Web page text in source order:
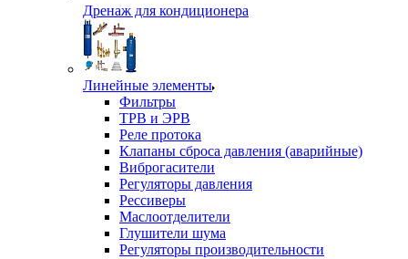
Дренаж для кондиционера
Линейные элементы
Фильтры
ТРВ и ЭРВ
Реле протока
Клапаны сброса давления (аварийные)
Виброгасители
Регуляторы давления
Рессиверы
Маслоотделители
Глушители шума
Регуляторы производительности